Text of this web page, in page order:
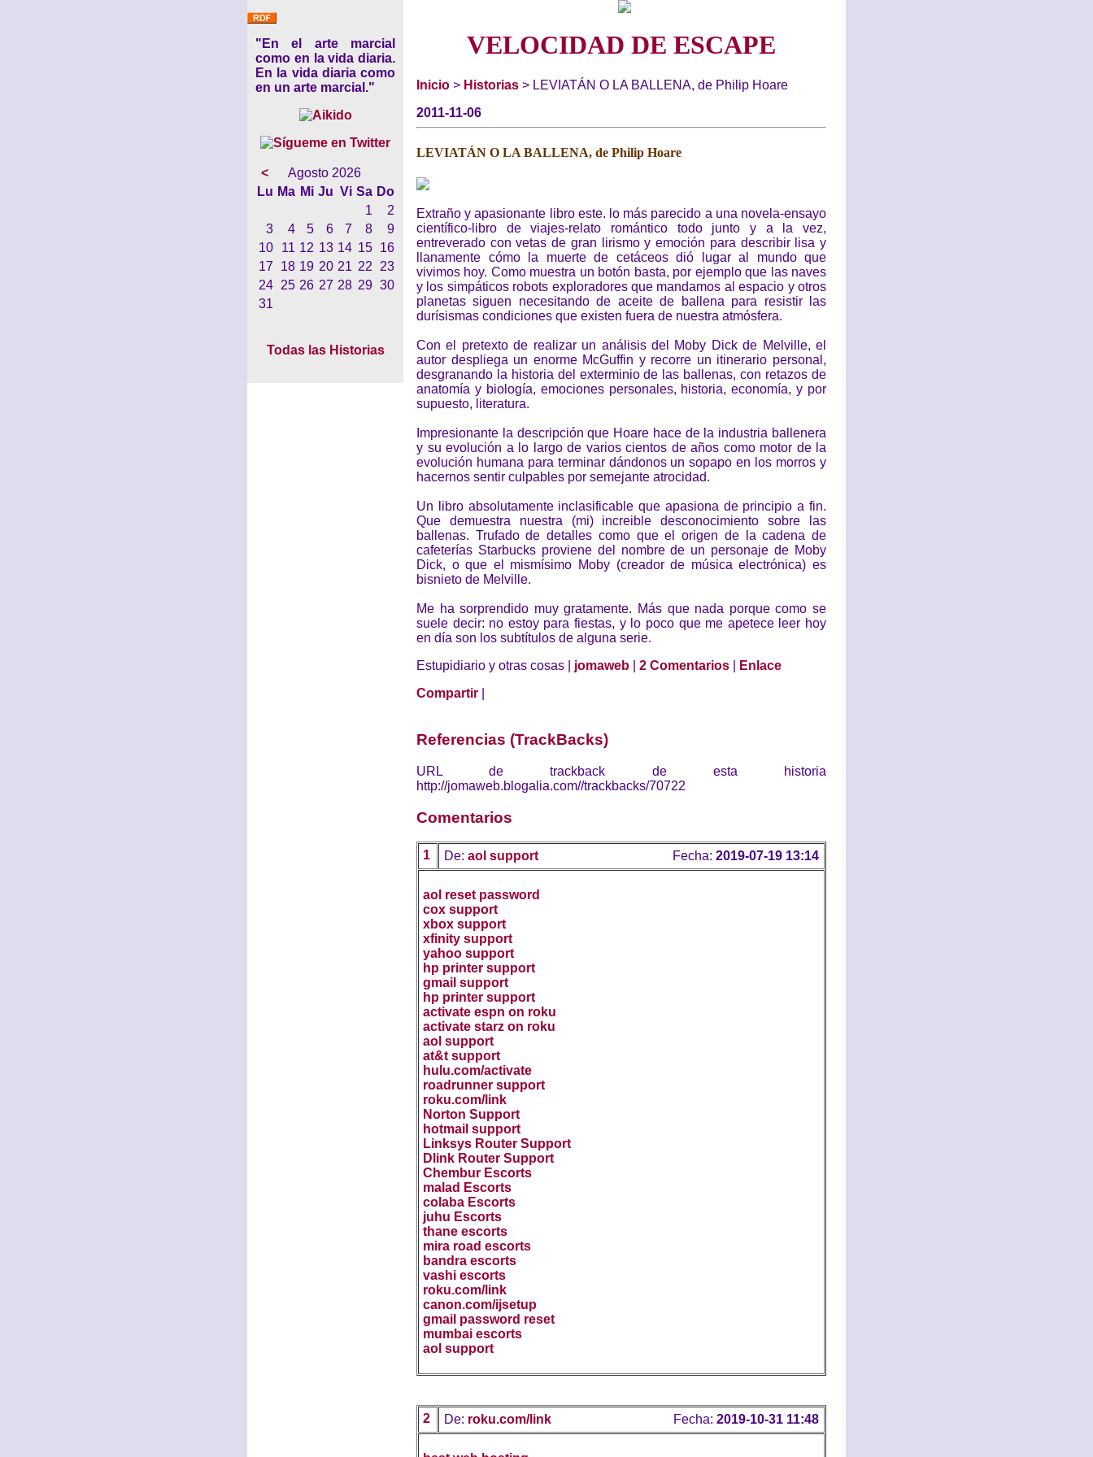
"En el arte marcial
como en la vida diaria.
En la vida diaria como
en un arte marcial."
<
Agosto 2026
Lu Ma Mi Ju Vi Sa Do
1
2
3
4 5 6 7 8
9
10
11 12 13 14 15
16
17
18 19 20 21 22
23
24
25 26 27 28 29 30
31
Todas las Historias
VELOCIDAD DE ESCAPE
Inicio > Historias > LEVIATÁN O LA BALLENA, de Philip Hoare
2011-11-06
LEVIATÁN O LA BALLENA, de Philip Hoare
Extraño y apasionante libro este. lo más parecido a una novela-ensayo
científico-libro de viajes-relato romántico todo junto y a la vez,
entreverado con vetas de gran lirismo y emoción para describir lisa y
llanamente cómo la muerte de cetáceos dió lugar al mundo que
vivimos hoy. Como muestra un botón basta, por ejemplo que las naves
y los simpáticos robots exploradores que mandamos al espacio y otros
planetas siguen necesitando de aceite de ballena para resistir las
durísismas condiciones que existen fuera de nuestra atmósfera.
Con el pretexto de realizar un análisis del Moby Dick de Melville, el
autor despliega un enorme McGuffin y recorre un itinerario personal,
desgranando la historia del exterminio de las ballenas, con retazos de
anatomía y biología, emociones personales, historia, economía, y por
supuesto, literatura.
Impresionante la descripción que Hoare hace de la industria ballenera
y su evolución a lo largo de varios cientos de años como motor de la
evolución humana para terminar dándonos un sopapo en los morros y
hacernos sentir culpables por semejante atrocidad.
Un libro absolutamente inclasificable que apasiona de principio a fin.
Que demuestra nuestra (mi) increible desconocimiento sobre las
ballenas. Trufado de detalles como que el origen de la cadena de
cafeterías Starbucks proviene del nombre de un personaje de Moby
Dick, o que el mismísimo Moby (creador de música electrónica) es
bisnieto de Melville.
Me ha sorprendido muy gratamente. Más que nada porque como se
suele decir: no estoy para fiestas, y lo poco que me apetece leer hoy
en día son los subtítulos de alguna serie.
Estupidiario y otras cosas | jomaweb 2 Comentarios
Enlace
Compartir
Referencias (TrackBacks)
URL de trackback de esta historia
http://jomaweb.blogalia.com//trackbacks/70722
Comentarios
1 De: aol support Fecha: 2019-07-19 13:14
aol reset password
cox support
xbox support
xfinity support
yahoo support
hp printer support
gmail support
hp printer support
activate espn on roku
activate starz on roku
aol support
at&t support
hulu.com/activate
roadrunner support
roku.com/link
Norton Support
hotmail support
Linksys Router Support
Dlink Router Support
Chembur Escorts
malad Escorts
colaba Escorts
juhu Escorts
thane escorts
mira road escorts
bandra escorts
vashi escorts
roku.com/link
canon.com/ijsetup
gmail password reset
mumbai escorts
aol support
2 De: roku.com/link Fecha: 2019-10-31 11:48